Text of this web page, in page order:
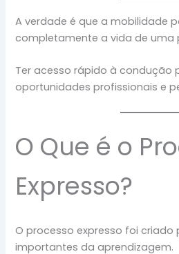
A verdade é que a mobilidade
completamente a vida de uma
Ter acesso rápido à condução
oportunidades profissionais e
O Que é o
Expresso?
O processo expresso foi
importantes da aprendizagem.